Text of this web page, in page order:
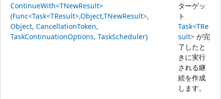
ContinueWith<TNewResult>
(Func<Task<TResult>,Object,TNewResult>,
Object, CancellationToken,
TaskContinuationOptions, TaskScheduler)
ターゲッ
ト
Task<TRe
sult> が完
了したと
きに実行
される継
続を作成
します。